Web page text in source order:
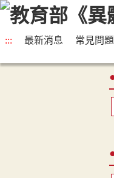
::: 最新消息 常見問題